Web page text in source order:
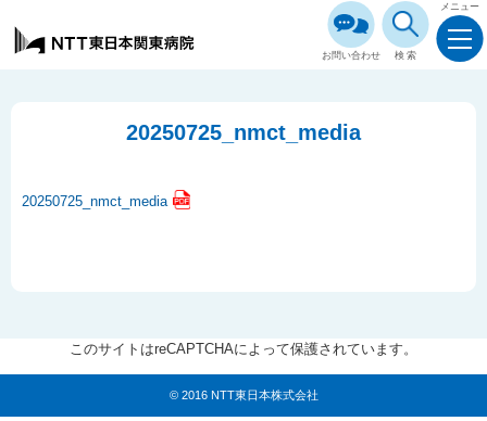
お問い合わせ 検索
メニュー
20250725_nmct_media
20250725_nmct_media
このサイトはreCAPTCHAによって保護されています。
© 2016 NTT東日本株式会社